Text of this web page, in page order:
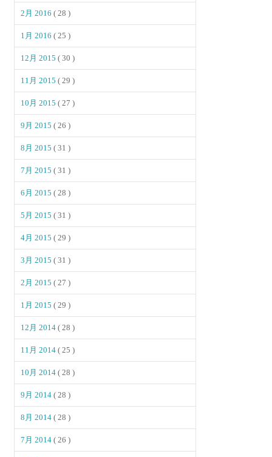
2月 2016( 28 )
1月 2016( 25 )
12月 2015( 30 )
11月 2015( 29 )
10月 2015( 27 )
9月 2015( 26 )
8月 2015( 31 )
7月 2015( 31 )
6月 2015( 28 )
5月 2015( 31 )
4月 2015( 29 )
3月 2015( 31 )
2月 2015( 27 )
1月 2015( 29 )
12月 2014( 28 )
11月 2014( 25 )
10月 2014( 28 )
9月 2014( 28 )
8月 2014( 28 )
7月 2014( 26 )